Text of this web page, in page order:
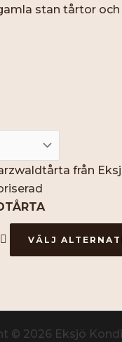
kr
kr
VÄLJ
© 2026 Eksjö